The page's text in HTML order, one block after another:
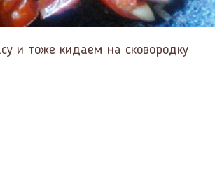
и тоже кидаем на сковородку